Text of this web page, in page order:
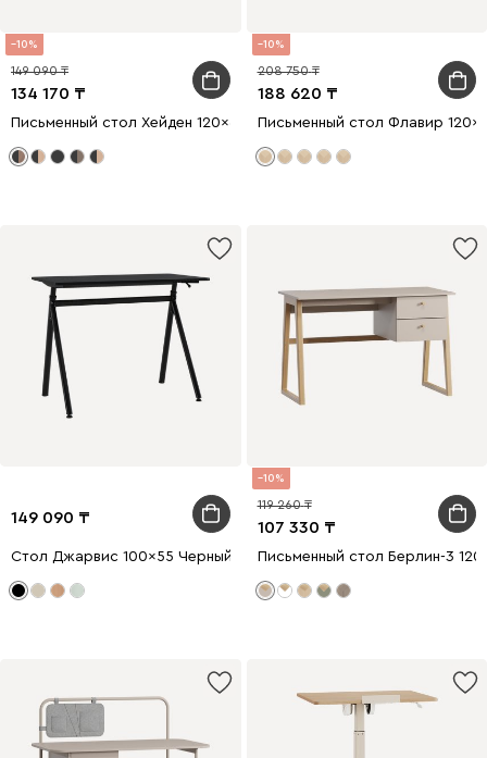
10
134 170
149 090
Письменный стол Хейден 120x60 Древесный темный/Черный
10
188 620
208 750
Письменный стол Флавир
149 090
Стол Джарвис 100x55 Черный
10
107 330
119 260
Письменный стол Берлин-3